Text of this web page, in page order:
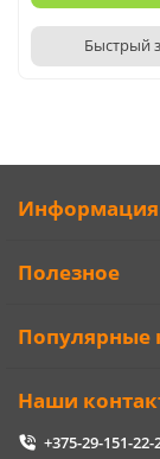
Быстрый
Информация
Полезное
Популярные
Наши
+375-29-151-22-